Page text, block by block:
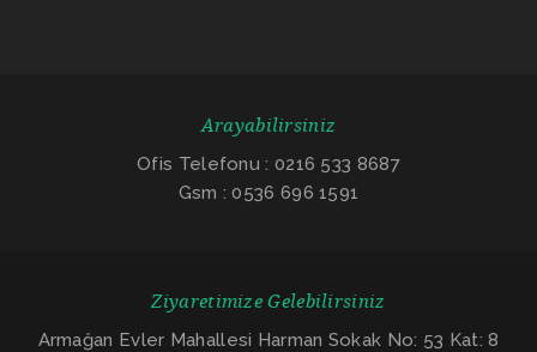
Arayabilirsiniz
Ofis Telefonu : 0216 533 8687
Gsm : 0536 696 1591
Ziyaretimize Gelebilirsiniz
Armağan Evler Mahallesi Harman Sokak No: 53 Kat: 8